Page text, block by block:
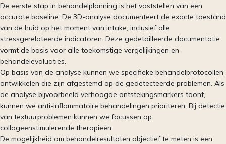
De eerste stap in behandelplanning is het vaststellen van een
accurate baseline. De 3D-analyse documenteert de exacte toestand
van de huid op het moment van intake, inclusief alle
stressgerelateerde indicatoren. Deze gedetailleerde documentatie
vormt de basis voor alle toekomstige vergelijkingen en
behandelevaluaties.
Op basis van de analyse kunnen we specifieke behandelprotocollen
ontwikkelen die zijn afgestemd op de gedetecteerde problemen. Als
de analyse bijvoorbeeld verhoogde ontstekingsmarkers toont,
kunnen we anti-inflammatoire behandelingen prioriteren. Bij detectie
van textuurproblemen kunnen we focussen op
collageenstimulerende therapieën.
De mogelijkheid om behandelresultaten objectief te meten is een